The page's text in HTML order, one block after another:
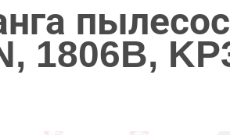
1806B,